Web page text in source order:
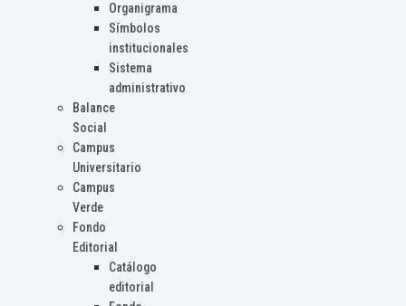
Organigrama
Símbolos
institucionales
Sistema
administrativo
Balance
Social
Campus
Universitario
Campus
Verde
Fondo
Editorial
Catálogo
editorial